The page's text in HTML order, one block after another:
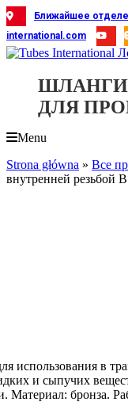
Skip
to
content
Ближайшее
international.com
ДЛЯ
Menu
Strona główna » Все
внутренней резьбой
использования в
и сыпучих
бронза.